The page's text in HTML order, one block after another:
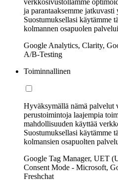
ja parantaaksemme
Suostumuksellasi käytämme
kolmannen osapuolen
Google Analytics, Clarity,
A/B-Testing
Toiminnallinen
Hyväksymällä nämä palvelut
perustoimintoja laajempia
mahdollisuuden käyttää
Suostumuksellasi käytämme
kolmansien osapuolten
Google Tag Manager, UET
Consent Mode - Microsoft,
Freshchat